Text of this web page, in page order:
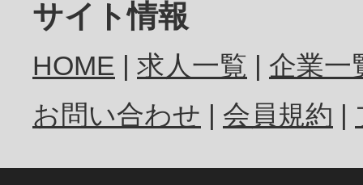
サイト情報
HOME 求人一覧
企業一
お問い合わせ
会員規約